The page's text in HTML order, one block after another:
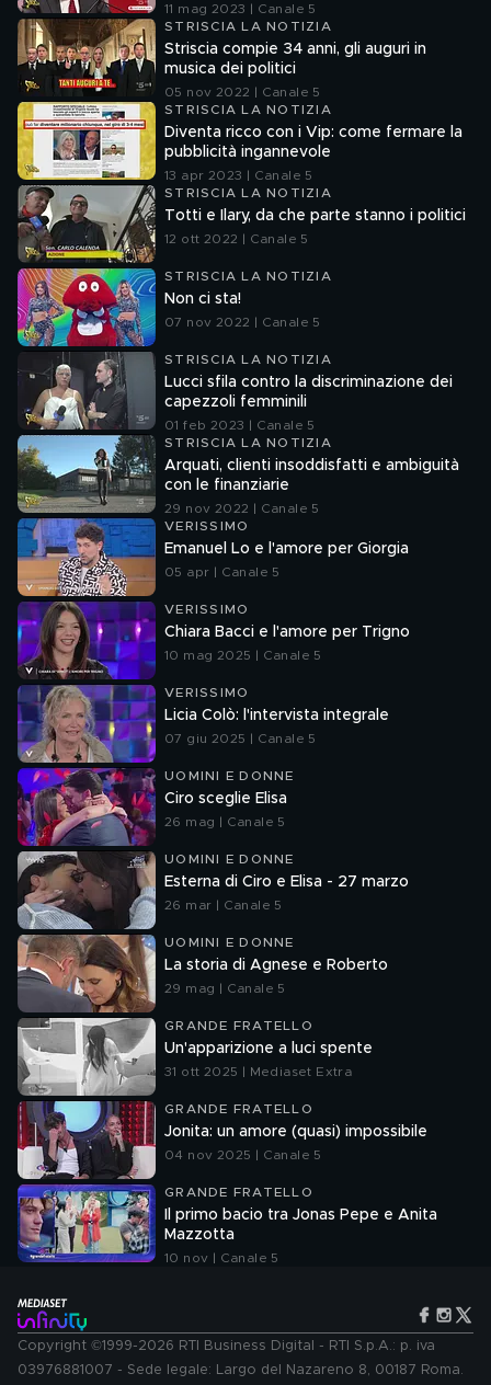
11 mag 2023 | Canale 5
STRISCIA LA NOTIZIA
Striscia compie 34 anni, gli auguri in
musica dei politici
05 nov 2022 | Canale 5
STRISCIA LA NOTIZIA
Diventa ricco con i Vip: come fermare la
pubblicità ingannevole
13 apr 2023 | Canale 5
STRISCIA LA NOTIZIA
Totti e Ilary, da che parte stanno i politici
12 ott 2022 | Canale 5
STRISCIA LA NOTIZIA
Non ci sta!
07 nov 2022 | Canale 5
STRISCIA LA NOTIZIA
Lucci sfila contro la discriminazione dei
capezzoli femminili
01 feb 2023 | Canale 5
STRISCIA LA NOTIZIA
Arquati, clienti insoddisfatti e ambiguità
con le finanziarie
29 nov 2022 | Canale 5
VERISSIMO
Emanuel Lo e l'amore per Giorgia
05 apr | Canale 5
VERISSIMO
Chiara Bacci e l'amore per Trigno
10 mag 2025 | Canale 5
VERISSIMO
Licia Colò: l'intervista integrale
07 giu 2025 | Canale 5
UOMINI E DONNE
Ciro sceglie Elisa
26 mag | Canale 5
UOMINI E DONNE
Esterna di Ciro e Elisa - 27 marzo
26 mar | Canale 5
UOMINI E DONNE
La storia di Agnese e Roberto
29 mag | Canale 5
GRANDE FRATELLO
Un'apparizione a luci spente
31 ott 2025 | Mediaset Extra
GRANDE FRATELLO
Jonita: un amore (quasi) impossibile
04 nov 2025 | Canale 5
GRANDE FRATELLO
Il primo bacio tra Jonas Pepe e Anita
Mazzotta
10 nov | Canale 5
Copyright ©1999-2026 RTI Business Digital - RTI S.p.A.: p. iva
03976881007 - Sede legale: Largo del Nazareno 8, 00187 Roma.